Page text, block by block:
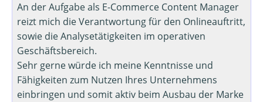
An der Aufgabe als E-Commerce Content Manager
reizt mich die Verantwortung für den Onlineauftritt,
sowie die Analysetätigkeiten im operativen
Geschäftsbereich.
Sehr gerne würde ich meine Kenntnisse und
Fähigkeiten zum Nutzen Ihres Unternehmens
einbringen und somit aktiv beim Ausbau der Marke